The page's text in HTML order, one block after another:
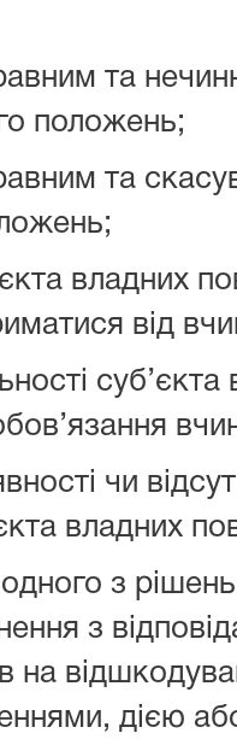
та
положень;
та
владних
від
чи
владних
з
з
на
дією